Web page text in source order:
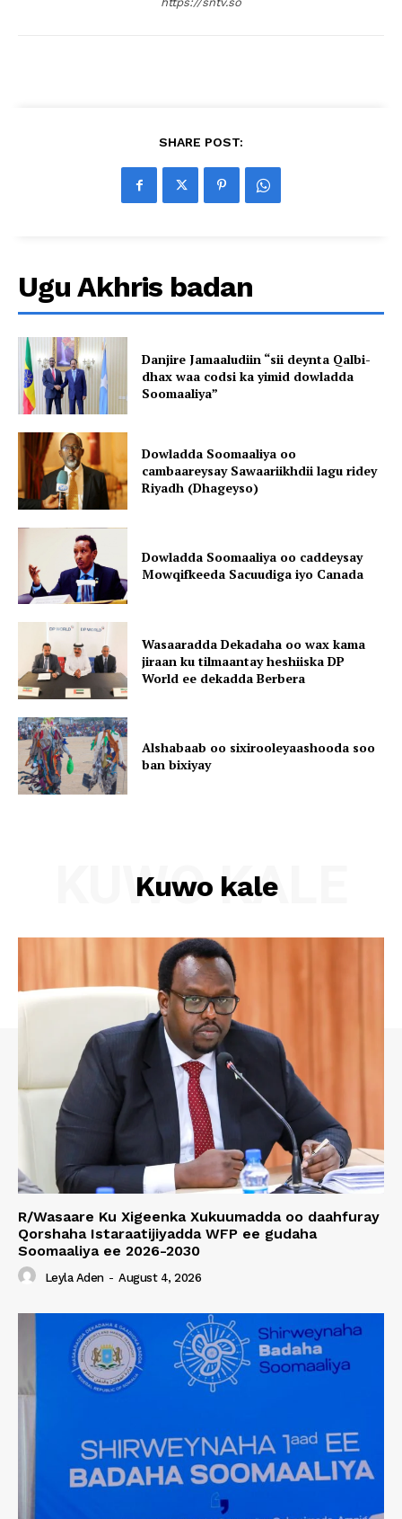
SHARE POST:
Ugu Akhris badan
Danjire Jamaaludiin “sii deynta Qalbi-
dhax waa codsi ka yimid dowladda
Soomaaliya”
Dowladda Soomaaliya oo
cambaareysay Sawaariikhdii lagu ridey
Riyadh (Dhageyso)
Dowladda Soomaaliya oo caddeysay
Mowqifkeeda Sacuudiga iyo Canada
Wasaaradda Dekadaha oo wax kama
jiraan ku tilmaantay heshiiska DP
World ee dekadda Berbera
Alshabaab oo sixirooleyaashooda soo
ban bixiyay
Kuwo kale
KUWO KALE
R/Wasaare Ku Xigeenka Xukuumadda oo daahfuray
Qorshaha Istaraatijiyadda WFP ee gudaha
Soomaaliya ee 2026-2030
Leyla Aden - August 4, 2026